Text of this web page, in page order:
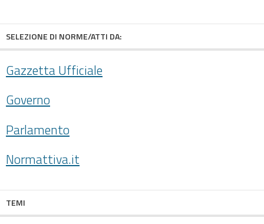
SELEZIONE DI NORME/ATTI DA:
Gazzetta Ufficiale
Governo
Parlamento
Normattiva.it
TEMI